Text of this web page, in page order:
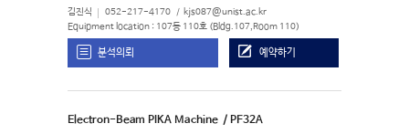
김진식 052-217-4170 kjs087@unist.ac.kr
Equipment location : 107동 110호 (Bldg.107,Room 110)
분석의뢰 예약하기
Electron-Beam PIKA Machine / PF32A